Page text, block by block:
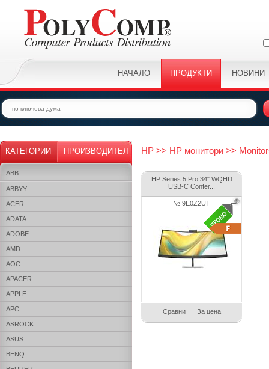
НАЧАЛО ПРОДУКТИ НОВИНИ
КАТЕГОРИИ ПРОИЗВОДИТЕЛ
ABB
ABBYY
ACER
ADATA
ADOBE
AMD
AOC
APACER
APPLE
APC
ASROCK
ASUS
BENQ
HP >> HP монитори >>
HP Series 5 Pro 34" WQHD
USB-C Confer...
№ 9E0Z2UT
Сравни За цена